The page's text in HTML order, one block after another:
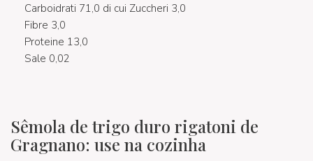
Carboidrati 71,0 di cui Zuccheri 3,0
Fibre 3,0
Proteine 13,0
Sale 0,02
Sêmola de trigo duro rigatoni de
Gragnano: use na cozinha